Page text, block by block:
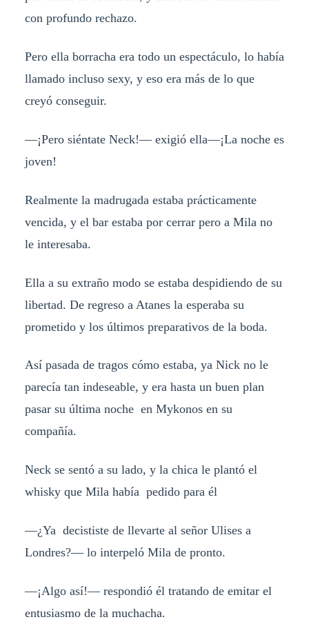
con profundo rechazo.
Pero ella borracha era todo un espectáculo, lo había
llamado incluso sexy, y eso era más de lo que
creyó conseguir.
—¡Pero siéntate Neck!— exigió ella—¡La noche es
joven!
Realmente la madrugada estaba prácticamente
vencida, y el bar estaba por cerrar pero a Mila no
le interesaba.
Ella a su extraño modo se estaba despidiendo de su
libertad. De regreso a Atanes la esperaba su
prometido y los últimos preparativos de la boda.
Así pasada de tragos cómo estaba, ya Nick no le
parecía tan indeseable, y era hasta un buen plan
pasar su última noche en Mykonos en su
compañía.
Neck se sentó a su lado, y la chica le plantó el
whisky que Mila había pedido para él
—¿Ya decististe de llevarte al señor Ulises a
Londres?— lo interpeló Mila de pronto.
—¡Algo así!— respondió él tratando de emitar el
entusiasmo de la muchacha.